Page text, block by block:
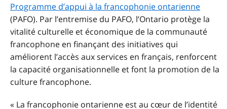
Programme d’appui à la francophonie ontarienne
(PAFO). Par l’entremise du PAFO, l’Ontario protège la
vitalité culturelle et économique de la communauté
francophone en finançant des initiatives qui
améliorent l’accès aux services en français, renforcent
la capacité organisationnelle et font la promotion de la
culture francophone.
« La francophonie ontarienne est au cœur de l’identité